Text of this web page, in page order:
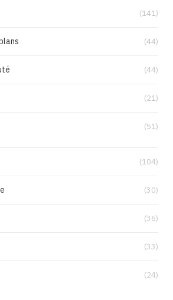
(141)
(44)
(44)
(21)
(51)
(104)
(30)
(36)
(33)
(24)